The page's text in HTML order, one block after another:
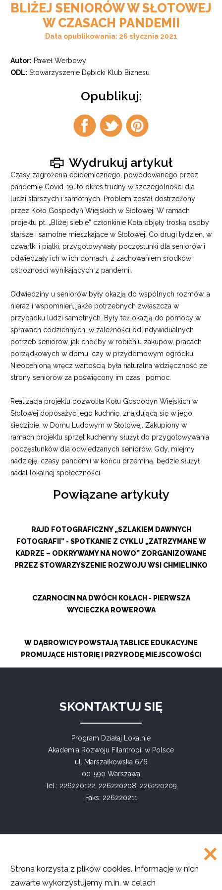
BLIŻEJ SENIORÓW W SŁOTOWEJ
W CZASACH PANDEMII
Data opublikowania: 26 stycznia 2021
Autor: Paweł Werbowy
ODL: Stowarzyszenie Dębicki Klub Biznesu
Opublikuj:
Udostępnij
na
facebook
Udostępnij
na
twitter
Udostępnij
na
pintrest
Wydrukuj artykuł
Czasy zagrożenia epidemicznego, powodowanego przez
pandemię Covid-19, to okres trudny w szczególności dla
ludzi starszych i samotnych. Problem został dostrzeżony
przez Koło Gospodyń Wiejskich w Słotowej. W ramach
projektu pt. „Bliżej siebie” członkinie Koła objęły troską osoby
starsze i samotne mieszkające w Słotowej. Co drugi tydzień, w
czwartki i piątki, przygotowywały poczęstunki dla seniorów i
odwiedzały ich w ich domach, z zachowaniem środków
ostrożności wynikających z pandemii.
Odwiedziny u seniorów były okazją do wspólnych rozmów, a
nieraz i wspomnień, jakże potrzebnych zwłaszcza w
przypadku ludzi samotnych. Były też okazją do pomocy w
sprawach codziennych, w zależności od indywidualnych
potrzeb seniorów, jak choćby w robieniu zakupów, pracach
porządkowych w domu, czy w przydomowym ogródku.
Nieocenioną wręcz wartością była naturalna wdzięczność ze
strony seniorów za poświęcony im czas i pomoc.
Realizacja projektu pozwoliła Kołu Gospodyń Wiejskich w
Słotowej doposażyć jego kuchnię, znajdującą się w jego
siedzibie, w Domu Ludowym w Słotowej. Zakupiony w
ramach projektu sprzęt kuchenny służył do przygotowywania
poczęstunków dla odwiedzanych seniorów. Gdy, miejmy
nadzieję, czasy pandemii w końcu przeminą, będzie służył
nadal lokalnej społeczności.
Powiązane artykuły
RAJD FOTOGRAFICZNY „SZLAKIEM DAWNYCH
FOTOGRAFII” - SPOTKANIE Z CYKLU „ZATRZYMANE W
KADRZE – ODKRYWAMY NA NOWO” ZORGANIZOWANE
PRZEZ STOWARZYSZENIE ROZWOJU WSI CHMIELINKO
CZARNOCIN NA DWÓCH KOŁACH - PIERWSZA
WYCIECZKA ROWEROWA
W DĄBROWICY POWSTAJĄ TABLICE EDUKACYJNE
PROMUJĄCE HISTORIĘ I PRZYRODĘ MIEJSCOWOŚCI
SKONTAKTUJ SIĘ
Program Działaj Lokalnie
Akademia Rozwoju Filantropii w Polsce
ul. Marszałkowska 6/6
00-590 Warszawa
Tel.: 226220122, 226220208, 226220209
Faks: 226220211
COPYRIGHT
Akademia Rozwoju Filantropii w Polsce
2016
Strona korzysta z plików cookies. Informacje w nich
zawarte wykorzystujemy m.in. w celach